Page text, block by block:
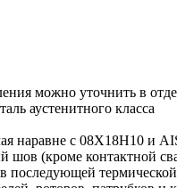
можно уточнить в
аустенитного класса
наравне с 08Х18Н10 и
шов (кроме контактной